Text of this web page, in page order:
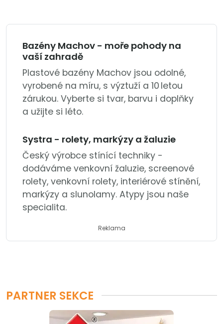
Bazény Machov - moře pohody na
vaší zahradě
Plastové bazény Machov jsou odolné,
vyrobené na míru, s výztuží a 10 letou
zárukou. Vyberte si tvar, barvu i doplňky
a užijte si léto.
Systra - rolety, markýzy a žaluzie
Český výrobce stínící techniky -
dodáváme venkovní žaluzie, screenové
rolety, venkovní rolety, interiérové stínění,
markýzy a slunolamy. Atypy jsou naše
specialita.
Reklama
PARTNER SEKCE